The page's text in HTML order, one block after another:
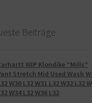
Beiträge
WIP Klondike “Mills“
Stretch Mid Used Wash
W30 L32 W31 L32 W32 L32
W34 L32 W36 L32